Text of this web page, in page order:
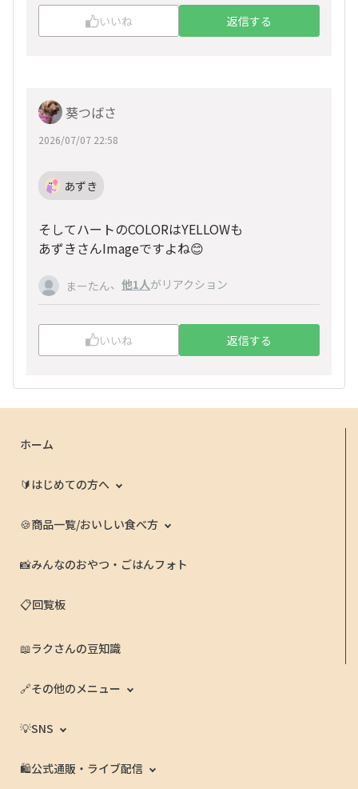
いいね 返信する
葵つばさ
2026/07/07 22:58
あずき
そしてハートのCOLORはYELLOWも
あずきさんImageですよね😊
まーたん、 他1人がリアクション
いいね 返信する
ホーム
🔰はじめての方へ
🍪商品一覧/おいしい食べ方
📸みんなのおやつ・ごはんフォト
📋回覧板
📖ラクさんの豆知識
🔗その他のメニュー
💡SNS
🛍️公式通販・ライブ配信